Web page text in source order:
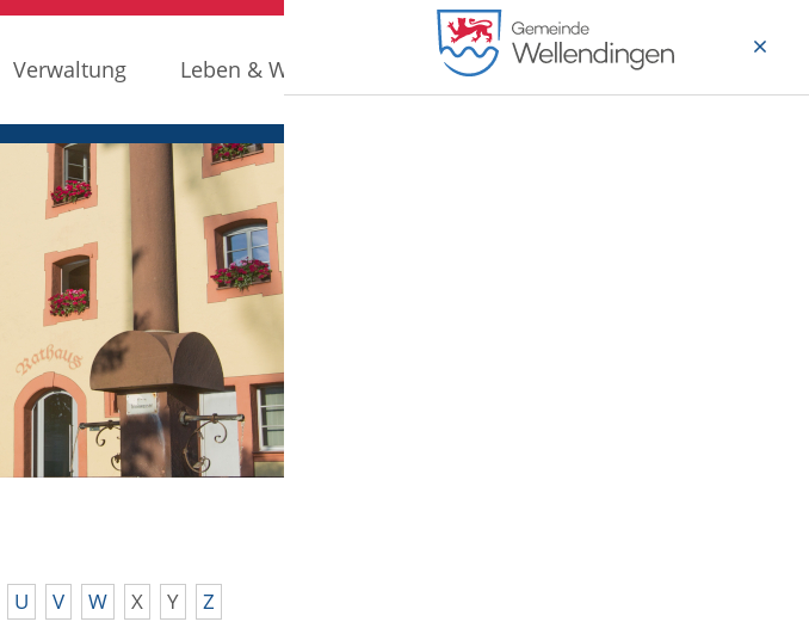
Verwaltung Leben & Wohnen Wirtschaft & Arbeiten
U V W X Y Z